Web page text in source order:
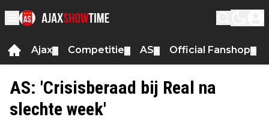
Ajax Competitie AS Official Fanshop
AS: 'Crisisberaad bij Real na
slechte week'